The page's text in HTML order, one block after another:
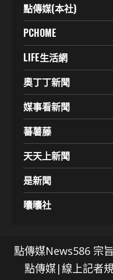
點傳媒(本社)
PCHOME
LIFE生活網
奧丁丁新聞
媒事看新聞
蕃薯藤
天天上新聞
是新聞
囔囔社
點傳媒News586 宗旨
點傳媒|線上記者